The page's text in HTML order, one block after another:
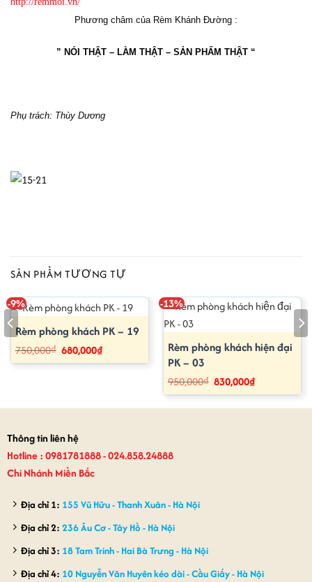
Phương châm của Rèm Khánh Đường :
” NÓI THẬT – LÀM THẬT – SẢN PHẨM THẬT “
Phụ trách: Thùy Dương
SẢN PHẨM TƯƠNG TỰ
-9%
Rèm phòng khách PK – 19
750,000₫ Giá
gốc
là:
680,000₫Giá
hiện
tại
-13%
Rèm phòng khách hiện đại
PK – 03
950,000₫ Giá
gốc
là:
950,000₫.
830,000₫Giá
hiện
tại
là:
Thông tin liên hệ
Hotline : 0981781888 - 024.858.24888
Chi Nhánh Miền Bắc
Địa chỉ 1: 155 Vũ Hữu - Thanh Xuân - Hà Nội
Địa chỉ 2: 236 Âu Cơ - Tây Hồ - Hà Nội
Địa chỉ 3: 18 Tam Trinh - Hai Bà Trưng - Hà Nội
Địa chỉ 4: 10 Nguyễn Văn Huyên kéo dài - Cầu Giấy - Hà Nội